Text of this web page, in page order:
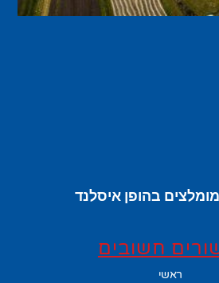
בהופן איסלנד
חשובים
ראשי